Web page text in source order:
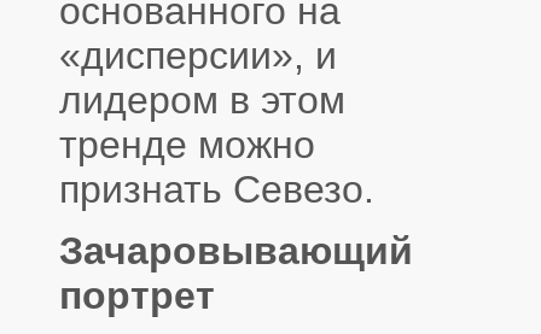
основанного на
«дисперсии», и
лидером в этом
тренде можно
признать Севезо.
Зачаровывающий
портрет